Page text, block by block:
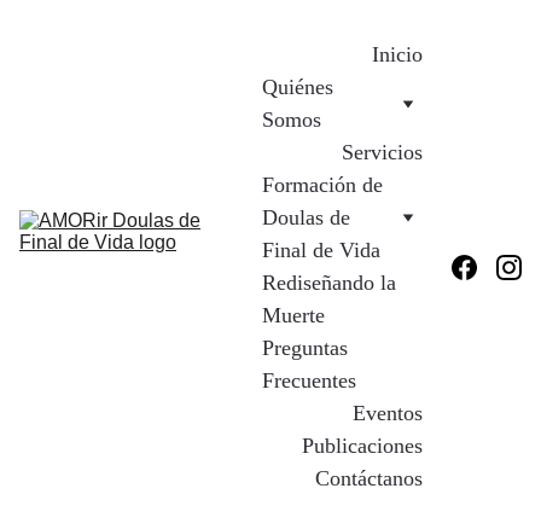
Inicio
Quiénes
Somos
Servicios
Formación de
Doulas de
Final de Vida
Rediseñando la
Muerte
Preguntas
Frecuentes
Eventos
Publicaciones
Contáctanos